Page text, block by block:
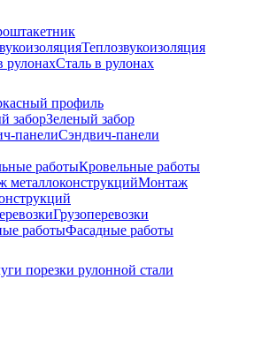
Теплозвукоизоляция
Сталь в рулонах
профиль
Зеленый забор
Сэндвич-панели
Кровельные работы
Монтаж
Грузоперевозки
Фасадные работы
порезки рулонной стали